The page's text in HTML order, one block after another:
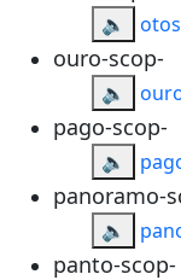
🔈
ouro-scop-
🔈
pago-scop-
🔈
panoramo-
🔈
panto-scop-